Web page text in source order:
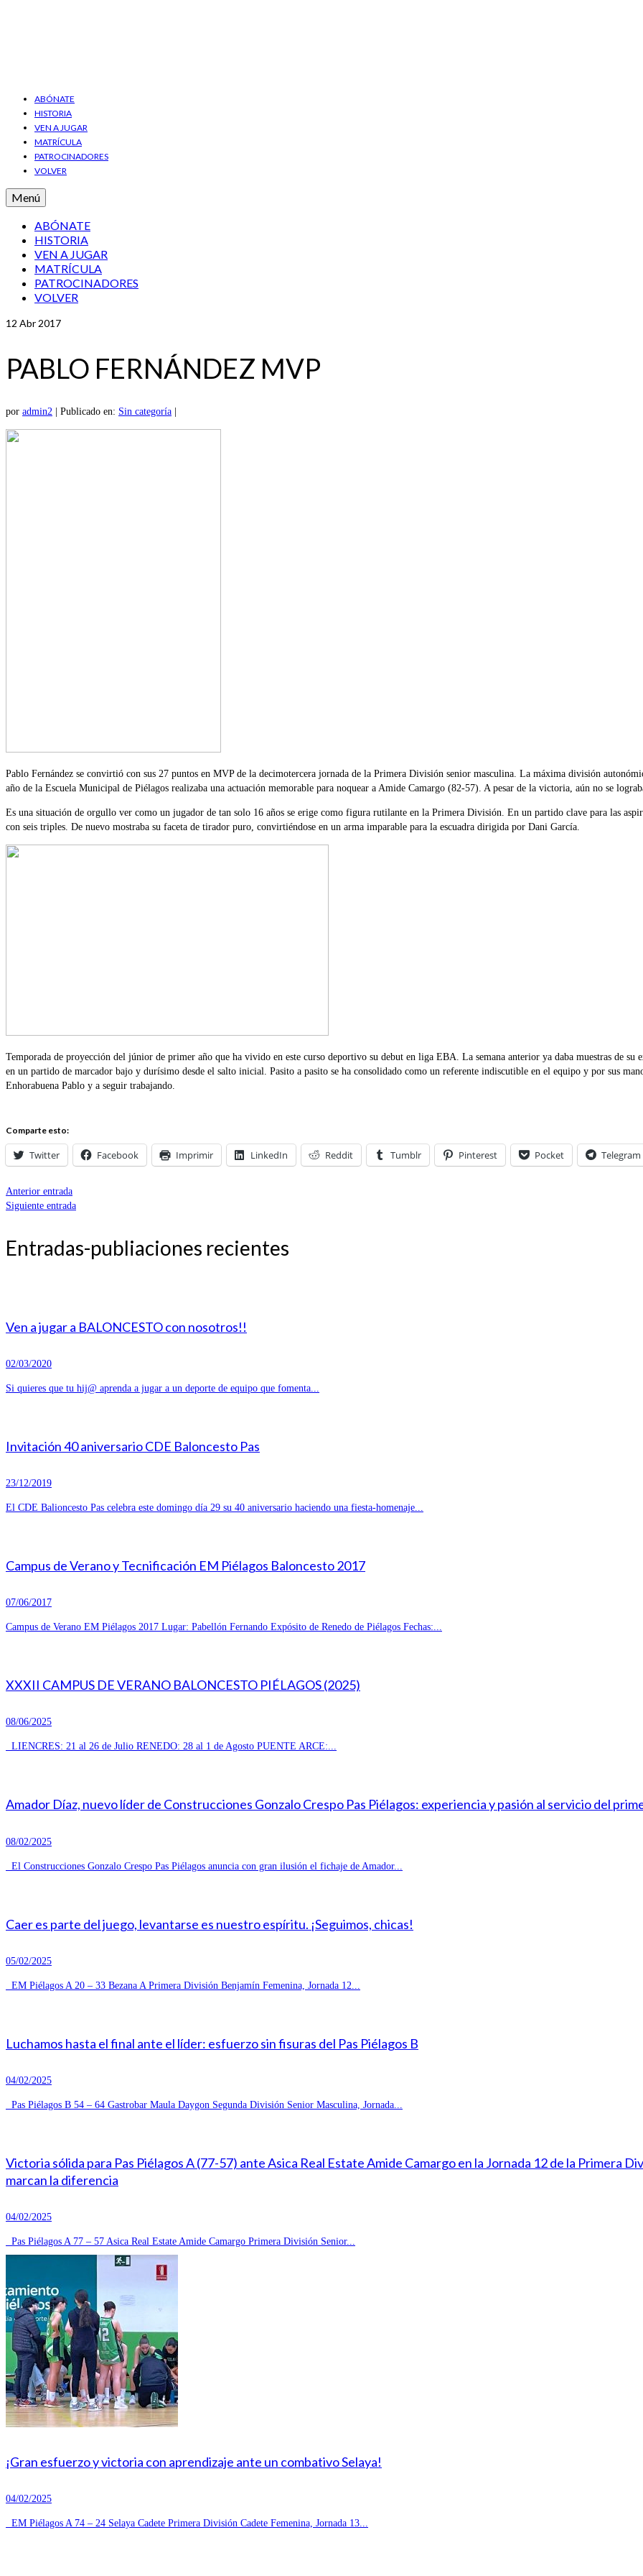
ABÓNATE
HISTORIA
VEN A JUGAR
MATRÍCULA
PATROCINADORES
VOLVER
Menú
ABÓNATE
HISTORIA
VEN A JUGAR
MATRÍCULA
PATROCINADORES
VOLVER
12 Abr 2017
PABLO FERNÁNDEZ MVP
por admin2 Publicado en: Sin categoría
Pablo Fernández se convirtió con sus 27 puntos en MVP de la decimotercera jornada de la Primera División senior masculina. La máxima división
año de la Escuela Municipal de Piélagos realizaba una actuación memorable para noquear a Amide Camargo (82-57). A pesar de la victoria, aún no se
Es una situación de orgullo ver como un jugador de tan solo 16 años se erige como figura rutilante en la Primera División. En un partido clave para las
con seis triples. De nuevo mostraba su faceta de tirador puro, convirtiéndose en un arma imparable para la escuadra dirigida por Dani García.
Temporada de proyección del júnior de primer año que ha vivido en este curso deportivo su debut en liga EBA. La semana anterior ya daba muestras de
en un partido de marcador bajo y durísimo desde el salto inicial. Pasito a pasito se ha consolidado como un referente indiscutible en el equipo y por sus
Enhorabuena Pablo y a seguir trabajando.
Comparte esto:
Twitter Facebook Imprimir LinkedIn Reddit Tumblr Pinterest Pocket Telegram
Anterior entrada
Siguiente entrada
Entradas-publiaciones recientes
Ven a jugar a BALONCESTO con nosotros!!
02/03/2020
Si quieres que tu hij@ aprenda a jugar a un deporte de equipo que fomenta...
Invitación 40 aniversario CDE Baloncesto Pas
23/12/2019
El CDE Balioncesto Pas celebra este domingo día 29 su 40 aniversario haciendo una fiesta-homenaje...
Campus de Verano y Tecnificación EM Piélagos Baloncesto 2017
07/06/2017
Campus de Verano EM Piélagos 2017 Lugar: Pabellón Fernando Expósito de Renedo de Piélagos Fechas:...
XXXII CAMPUS DE VERANO BALONCESTO PIÉLAGOS (2025)
08/06/2025
LIENCRES: 21 al 26 de Julio RENEDO: 28 al 1 de Agosto PUENTE ARCE:...
Amador Díaz, nuevo líder de Construcciones Gonzalo Crespo Pas Piélagos: experiencia y pasión al servicio del
08/02/2025
El Construcciones Gonzalo Crespo Pas Piélagos anuncia con gran ilusión el fichaje de Amador...
Caer es parte del juego, levantarse es nuestro espíritu. ¡Seguimos, chicas!
05/02/2025
EM Piélagos A 20 – 33 Bezana A Primera División Benjamín Femenina, Jornada 12...
Luchamos hasta el final ante el líder: esfuerzo sin fisuras del Pas Piélagos B
04/02/2025
Pas Piélagos B 54 – 64 Gastrobar Maula Daygon Segunda División Senior Masculina, Jornada...
Victoria sólida para Pas Piélagos A (77-57) ante Asica Real Estate Amide Camargo en la Jornada 12 de la Primera
marcan la diferencia
04/02/2025
Pas Piélagos A 77 – 57 Asica Real Estate Amide Camargo Primera División Senior...
¡Gran esfuerzo y victoria con aprendizaje ante un combativo Selaya!
04/02/2025
EM Piélagos A 74 – 24 Selaya Cadete Primera División Cadete Femenina, Jornada 13...